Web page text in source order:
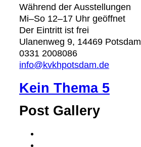
Während der Ausstellungen
Mi–So 12–17 Uhr geöffnet
Der Eintritt ist frei
Ulanenweg 9, 14469 Potsdam
0331 2008086
info@kvkhpotsdam.de
Kein Thema 5
Post Gallery